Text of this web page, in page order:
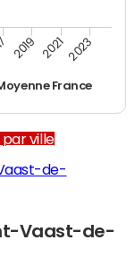
France
2019 2021 2023
ville
de-
Vaast-de-